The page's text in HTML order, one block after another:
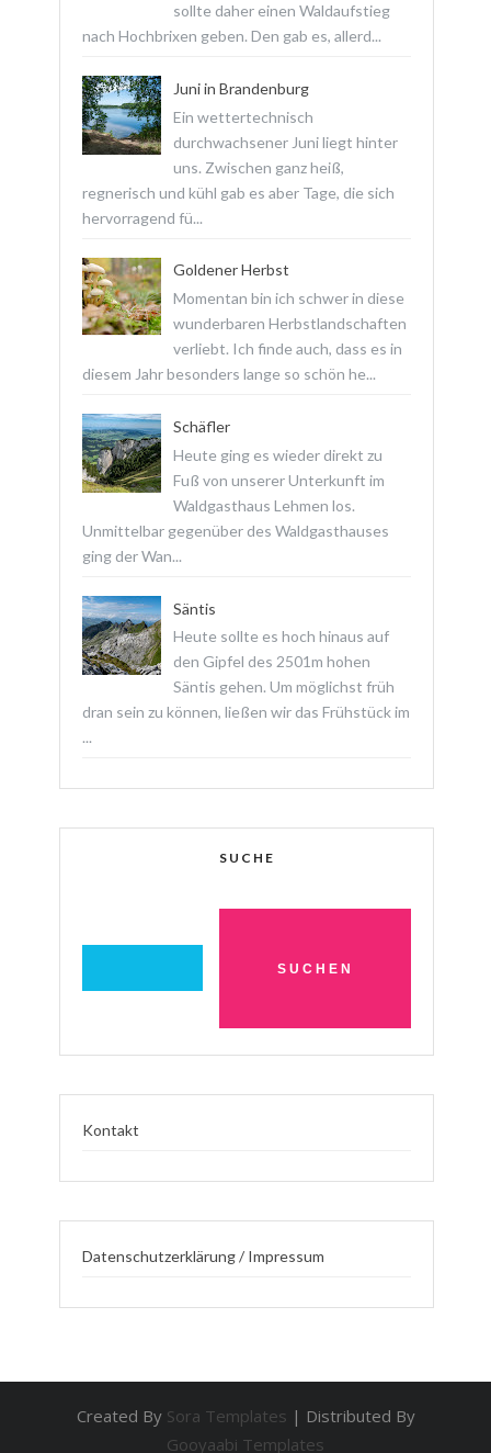
sollte daher einen Waldaufstieg
nach Hochbrixen geben. Den gab es, allerd...
Juni in Brandenburg
Ein wettertechnisch
durchwachsener Juni liegt hinter
uns. Zwischen ganz heiß,
regnerisch und kühl gab es aber Tage, die sich
hervorragend fü...
Goldener Herbst
Momentan bin ich schwer in diese
wunderbaren Herbstlandschaften
verliebt. Ich finde auch, dass es in
diesem Jahr besonders lange so schön he...
Schäfler
Heute ging es wieder direkt zu
Fuß von unserer Unterkunft im
Waldgasthaus Lehmen los.
Unmittelbar gegenüber des Waldgasthauses
ging der Wan...
Säntis
Heute sollte es hoch hinaus auf
den Gipfel des 2501m hohen
Säntis gehen. Um möglichst früh
dran sein zu können, ließen wir das Frühstück im
...
SUCHE
Kontakt
Datenschutzerklärung / Impressum
Created By Sora Templates | Distributed By
Gooyaabi Templates